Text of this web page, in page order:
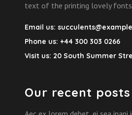
text of the printing lovely fonts
Email us:
Phone us: +44 300 303 0266
Visit us: 20 South Summer
Our recent posts